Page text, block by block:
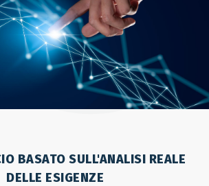
BASATO SULL'ANALISI REALE
DELLE ESIGENZE